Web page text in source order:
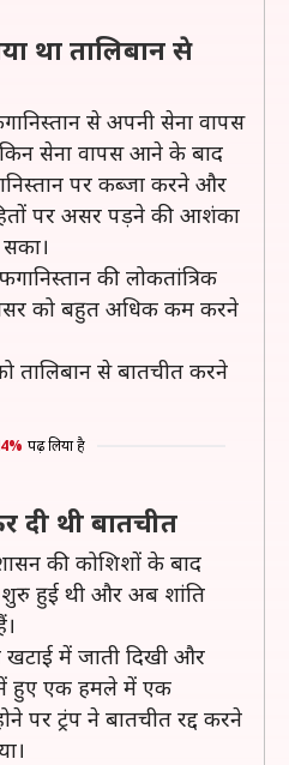
था तालिबान से
से अपनी सेना वापस
सेना वापस आने के बाद
पर कब्जा करने और
पर असर पड़ने की आशंका
की लोकतांत्रिक
को बहुत अधिक कम करने
तालिबान से बातचीत करने
पढ़ लिया है
दी थी बातचीत
की कोशिशों के बाद
शुरु हुई थी और अब शांति
में जाती दिखी और
हुए एक हमले में एक
पर ट्रंप ने बातचीत रद्द करने